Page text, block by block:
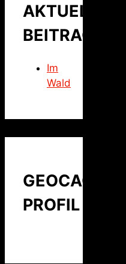
AKTUELLER
BEITRAG
Im
Wald
GEOCACHING
PROFIL